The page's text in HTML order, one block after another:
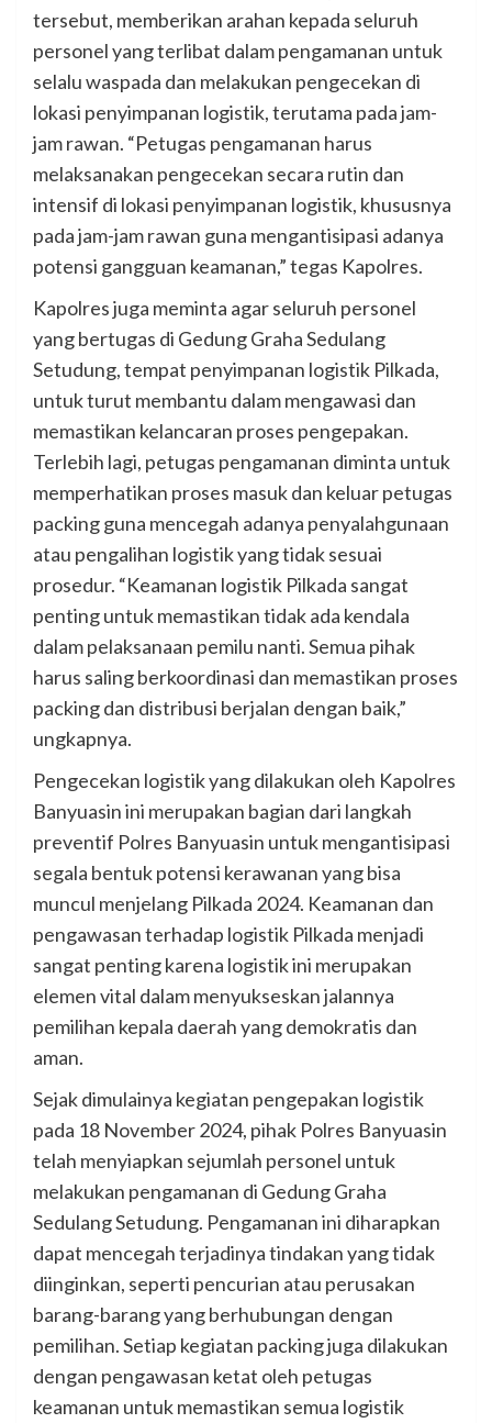
tersebut, memberikan arahan kepada seluruh
personel yang terlibat dalam pengamanan untuk
selalu waspada dan melakukan pengecekan di
lokasi penyimpanan logistik, terutama pada jam-
jam rawan. “Petugas pengamanan harus
melaksanakan pengecekan secara rutin dan
intensif di lokasi penyimpanan logistik, khususnya
pada jam-jam rawan guna mengantisipasi adanya
potensi gangguan keamanan,” tegas Kapolres.
Kapolres juga meminta agar seluruh personel
yang bertugas di Gedung Graha Sedulang
Setudung, tempat penyimpanan logistik Pilkada,
untuk turut membantu dalam mengawasi dan
memastikan kelancaran proses pengepakan.
Terlebih lagi, petugas pengamanan diminta untuk
memperhatikan proses masuk dan keluar petugas
packing guna mencegah adanya penyalahgunaan
atau pengalihan logistik yang tidak sesuai
prosedur. “Keamanan logistik Pilkada sangat
penting untuk memastikan tidak ada kendala
dalam pelaksanaan pemilu nanti. Semua pihak
harus saling berkoordinasi dan memastikan proses
packing dan distribusi berjalan dengan baik,”
ungkapnya.
Pengecekan logistik yang dilakukan oleh Kapolres
Banyuasin ini merupakan bagian dari langkah
preventif Polres Banyuasin untuk mengantisipasi
segala bentuk potensi kerawanan yang bisa
muncul menjelang Pilkada 2024. Keamanan dan
pengawasan terhadap logistik Pilkada menjadi
sangat penting karena logistik ini merupakan
elemen vital dalam menyukseskan jalannya
pemilihan kepala daerah yang demokratis dan
aman.
Sejak dimulainya kegiatan pengepakan logistik
pada 18 November 2024, pihak Polres Banyuasin
telah menyiapkan sejumlah personel untuk
melakukan pengamanan di Gedung Graha
Sedulang Setudung. Pengamanan ini diharapkan
dapat mencegah terjadinya tindakan yang tidak
diinginkan, seperti pencurian atau perusakan
barang-barang yang berhubungan dengan
pemilihan. Setiap kegiatan packing juga dilakukan
dengan pengawasan ketat oleh petugas
keamanan untuk memastikan semua logistik